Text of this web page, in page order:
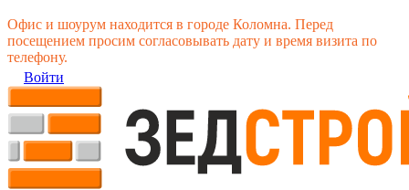
Офис и шоурум находится в городе Коломна. Перед
посещением просим согласовывать дату и время визита по
телефону.
Войти